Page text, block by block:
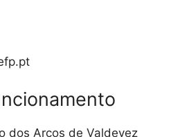
dos Arcos de Valdevez